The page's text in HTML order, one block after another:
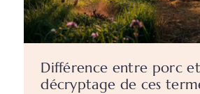
Différence entre porc
décryptage de ces